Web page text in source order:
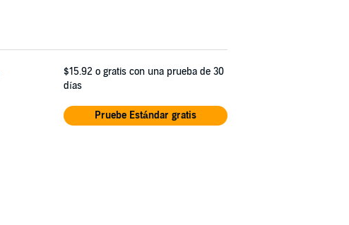
$15.92 o gratis con una prueba de 30
días
Pruebe Estándar gratis